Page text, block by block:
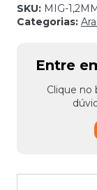
ER70S-
6
250KG
quantidade
SKU: MIG-
Categorias:
Entre
Clique no